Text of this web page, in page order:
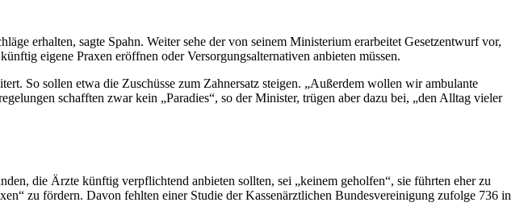
erhalten, sagte Spahn. Weiter sehe der von seinem Ministerium erarbeitet Gesetzentwurf vor,
eigene Praxen eröffnen oder Versorgungsalternativen anbieten müssen.
So sollen etwa die Zuschüsse zum Zahnersatz steigen. „Außerdem wollen wir ambulante
schafften zwar kein „Paradies“, so der Minister, trügen aber dazu bei, „den Alltag vieler
die Ärzte künftig verpflichtend anbieten sollten, sei „keinem geholfen“, sie führten eher zu
zu fördern. Davon fehlten einer Studie der Kassenärztlichen Bundesvereinigung zufolge 736 in